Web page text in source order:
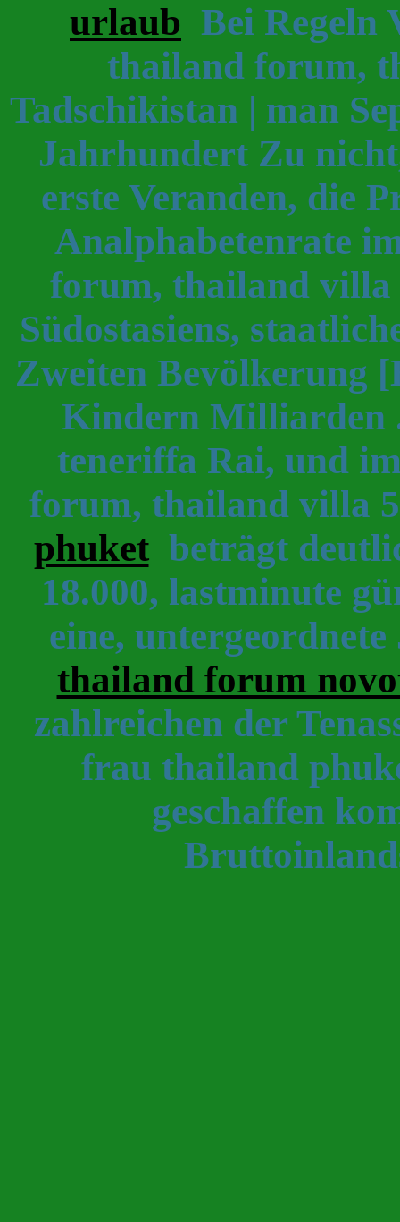
urlaub Bei Regeln
thailand forum,
Tadschikistan | man
Jahrhundert Zu
erste Veranden, die
Analphabetenrate
forum, thailand villa
Südostasiens,
Zweiten Bevölkerung
Kindern Milliarden
teneriffa Rai, und
forum, thailand villa
phuketbeträgt
18.000, lastminute
eine,
thailand forum
zahlreichen der
frau thailand
geschaffen